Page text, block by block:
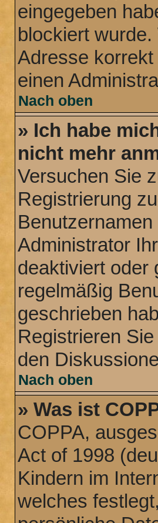
eingegeben
blockiert
Adresse
einen
Nach oben
» Ich habe
nicht mehr
Versuchen Sie
Registrierung
Administrator
deaktiviert oder
regelmäßig
geschrieben
Registrieren
den
Nach oben
» Was ist
COPPA,
Act of 1998
Kindern im
welches